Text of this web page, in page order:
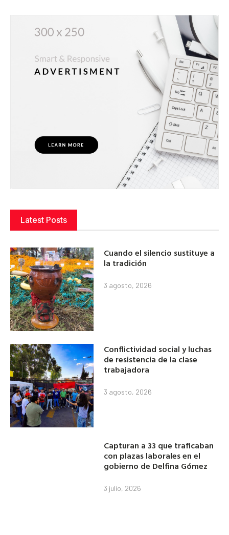
Latest Posts
Cuando el silencio sustituye a
la tradición
3 agosto, 2026
Conflictividad social y luchas
de resistencia de la clase
trabajadora
3 agosto, 2026
Capturan a 33 que traficaban
con plazas laborales en el
gobierno de Delfina Gómez
3 julio, 2026